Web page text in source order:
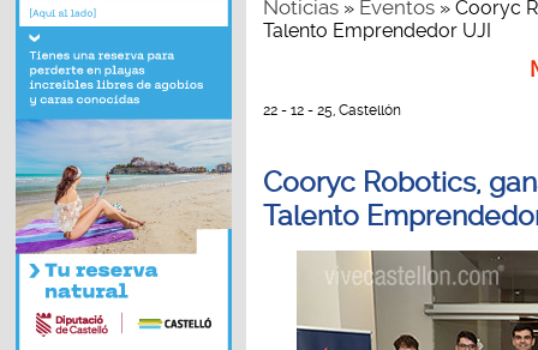
Noticias» Eventos» Cooryc
Talento Emprendedor UJI
22 - 12 - 25, Castellón
Cooryc Robotics,
Talento